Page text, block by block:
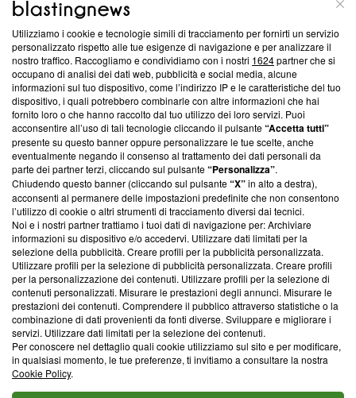
Questa sezione offre informazioni trasparenti su Blasting
News, sui nostri processi editoriali e su come ci impegniamo a
creare news di qualità. Inoltre, afferma la nostra aderenza a
‘Trust Project - News with Integrity’Blasting News non è
ancora membro del programma, ma ha richiesto di farne
parte; Trust Project non ha ancora effettuato una verifica di
conformità agli standard.
Su di noi
Team editoriale
Corporate
Redazione
Informativa Privacy
Cookie Policy
Blasting SA, IDI CHE-247.845.224, Via Carlo Frasca, 3 - 6900
Lugano (Svizzera) Tel:+39 0690258937
© 2026 Blasting News
Utilizziamo i cookie e tecnologie simili di tracciamento per fornirti un servizio
personalizzato rispetto alle tue esigenze di navigazione e per analizzare il
nostro traffico. Raccogliamo e condividiamo con i nostri 1624partner che si
occupano di analisi dei dati web, pubblicità e social media, alcune
informazioni sul tuo dispositivo, come l’indirizzo IP e le caratteristiche del tuo
dispositivo, i quali potrebbero combinarle con altre informazioni che hai
fornito loro o che hanno raccolto dal tuo utilizzo dei loro servizi. Puoi
acconsentire all’uso di tali tecnologie cliccando il pulsante“Accetta tutti”
presente su questo banner oppure personalizzare le tue scelte, anche
eventualmente negando il consenso al trattamento dei dati personali da
parte dei partner terzi, cliccando sul pulsante“Personalizza”.
Chiudendo questo banner (cliccando sul pulsante“X”in alto a destra),
acconsenti al permanere delle impostazioni predefinite che non consentono
l’utilizzo di cookie o altri strumenti di tracciamento diversi dai tecnici.
Noi e i nostri partner trattiamo i tuoi dati di navigazione per: Archiviare
informazioni su dispositivo e/o accedervi. Utilizzare dati limitati per la
selezione della pubblicità. Creare profili per la pubblicità personalizzata.
Utilizzare profili per la selezione di pubblicità personalizzata. Creare profili
per la personalizzazione dei contenuti. Utilizzare profili per la selezione di
contenuti personalizzati. Misurare le prestazioni degli annunci. Misurare le
prestazioni dei contenuti. Comprendere il pubblico attraverso statistiche o la
combinazione di dati provenienti da fonti diverse. Sviluppare e migliorare i
servizi. Utilizzare dati limitati per la selezione dei contenuti.
Per conoscere nel dettaglio quali cookie utilizziamo sul sito e per modificare,
in qualsiasi momento, le tue preferenze, ti invitiamo a consultare la nostra
Cookie Policy.